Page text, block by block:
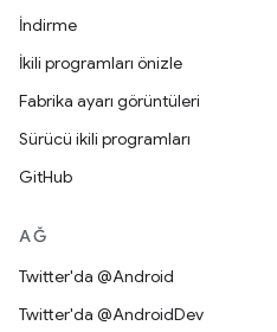
İndirme
İkili programları önizle
Fabrika ayarı görüntüleri
Sürücü ikili programları
GitHub
AĞ
Twitter'da @Android
Twitter'da @AndroidDev